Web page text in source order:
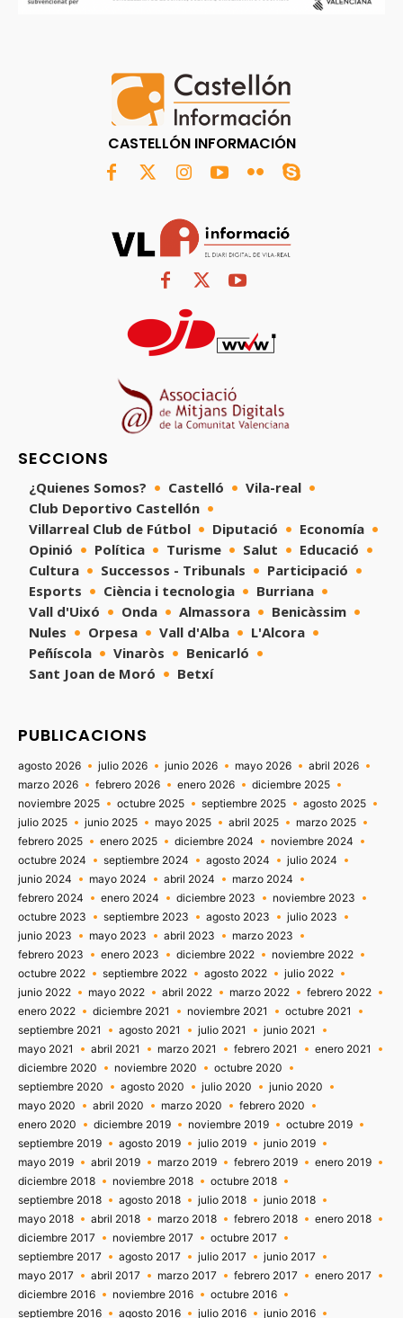
CASTELLÓN INFORMACIÓN
SECCIONS
¿Quienes Somos? Castelló
Vila-real
Club Deportivo Castellón
Villarreal Club de Fútbol
Diputació
Economía
Opinió
Política Turisme Salut
Educació
Cultura
Successos - Tribunals
Participació
Esports
Ciència i tecnologia
Burriana
Vall d'Uixó
Onda Almassora
Benicàssim
Nules
Orpesa Vall d'Alba
L'Alcora
Peñíscola
Vinaròs
Benicarló
Sant Joan de Moró
Betxí
PUBLICACIONS
agosto 2026 julio 2026 junio 2026 mayo 2026
abril 2026
marzo 2026
febrero 2026 enero 2026
diciembre 2025
noviembre 2025
octubre 2025 septiembre 2025
agosto 2025
julio 2025
junio 2025 mayo 2025 abril 2025
marzo 2025
febrero 2025
enero 2025 diciembre 2024
noviembre 2024
octubre 2024
septiembre 2024 agosto 2024
julio 2024
junio 2024
mayo 2024 abril 2024
marzo 2024
febrero 2024
enero 2024 diciembre 2023
noviembre 2023
octubre 2023
septiembre 2023 agosto 2023
julio 2023
junio 2023
mayo 2023 abril 2023
marzo 2023
febrero 2023
enero 2023 diciembre 2022
noviembre 2022
octubre 2022
septiembre 2022 agosto 2022
julio 2022
junio 2022
mayo 2022 abril 2022 marzo 2022
febrero 2022
enero 2022
diciembre 2021 noviembre 2021
octubre 2021
septiembre 2021
agosto 2021 julio 2021
junio 2021
mayo 2021
abril 2021 marzo 2021 febrero 2021
enero 2021
diciembre 2020
noviembre 2020
octubre 2020
septiembre 2020
agosto 2020 julio 2020
junio 2020
mayo 2020
abril 2020 marzo 2020
febrero 2020
enero 2020
diciembre 2019 noviembre 2019
octubre 2019
septiembre 2019
agosto 2019 julio 2019
junio 2019
mayo 2019
abril 2019 marzo 2019 febrero 2019
enero 2019
diciembre 2018
noviembre 2018
octubre 2018
septiembre 2018
agosto 2018 julio 2018
junio 2018
mayo 2018
abril 2018 marzo 2018 febrero 2018
enero 2018
diciembre 2017
noviembre 2017
octubre 2017
septiembre 2017
agosto 2017 julio 2017
junio 2017
mayo 2017
abril 2017 marzo 2017 febrero 2017
enero 2017
diciembre 2016
noviembre 2016
octubre 2016
septiembre 2016
agosto 2016 julio 2016 junio 2016